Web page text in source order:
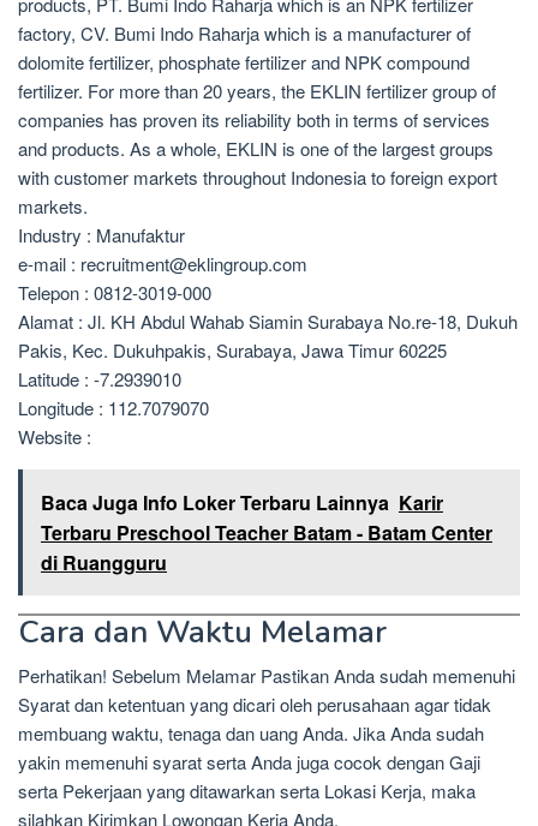
factory, CV. Bumi Indo Raharja which is a manufacturer of
dolomite fertilizer, phosphate fertilizer and NPK compound
fertilizer. For more than 20 years, the EKLIN fertilizer group of
companies has proven its reliability both in terms of services
and products. As a whole, EKLIN is one of the largest groups
with customer markets throughout Indonesia to foreign export
markets.
Industry : Manufaktur
e-mail : recruitment@eklingroup.com
Telepon : 0812-3019-000
Alamat : Jl. KH Abdul Wahab Siamin Surabaya No.re-18, Dukuh
Pakis, Kec. Dukuhpakis, Surabaya, Jawa Timur 60225
Latitude : -7.2939010
Longitude : 112.7079070
Website :
Baca Juga Info Loker Terbaru Lainnya Karir
Terbaru Preschool Teacher Batam - Batam Center
di Ruangguru
Cara dan Waktu Melamar
Perhatikan! Sebelum Melamar Pastikan Anda sudah memenuhi
Syarat dan ketentuan yang dicari oleh perusahaan agar tidak
membuang waktu, tenaga dan uang Anda. Jika Anda sudah
yakin memenuhi syarat serta Anda juga cocok dengan Gaji
serta Pekerjaan yang ditawarkan serta Lokasi Kerja, maka
silahkan Kirimkan Lowongan Kerja Anda.